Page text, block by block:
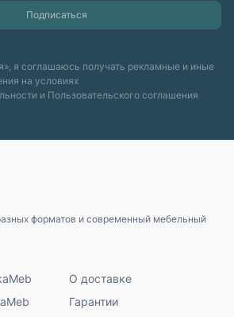
я соглашаюсь получать рекламные и иные
на условиях
и Пользовательского соглашения
форматов и современный мебельный
О доставке
Гарантии